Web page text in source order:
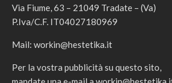
Via Fiume, 63 – 21049 Tradate – (Va)
P.Iva/C.F. IT04027180969
Mail: workin@hestetika.it
Per la vostra pubblicità su questo sito,